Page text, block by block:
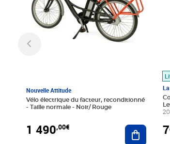
Nouvelle Attitude
Vélo électrique du facteur, reconditionné
- Taille normale - Noir/ Rouge
1 490,00€ Ajouter7